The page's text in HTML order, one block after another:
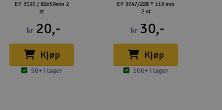
EP 3020 / 82x50mm 2
st
kr 20,-
Kjøp
50+ i lager
EP 9047/228 * 119 mm
2 st
kr 30,-
Kjøp
100+ i lager